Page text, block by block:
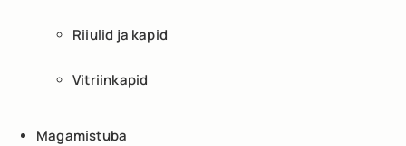
Riiulid ja kapid
Vitriinkapid
Magamistuba